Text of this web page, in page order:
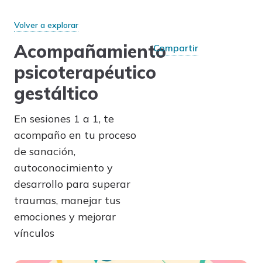
Volver a explorar
Acompañamiento
psicoterapéutico
gestáltico
En sesiones 1 a 1, te
acompaño en tu proceso
de sanación,
autoconocimiento y
desarrollo para superar
traumas, manejar tus
emociones y mejorar
vínculos
Compartir